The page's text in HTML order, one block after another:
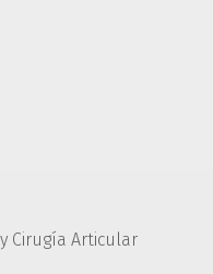
Cirugía Articular